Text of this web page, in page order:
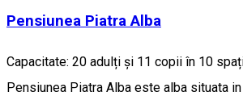
Pensiunea Piatra Alba
Capacitate: 20 adulți și 11 copii în 10
Pensiunea Piatra Alba este alba situata